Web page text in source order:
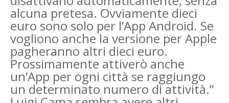
alcuna pretesa. Ovviamente dieci
euro sono solo per l’App Android. Se
vogliono anche la versione per Apple
pagheranno altri dieci euro.
Prossimamente attiverò anche
un’App per ogni città se raggiungo
un determinato numero di attività.”